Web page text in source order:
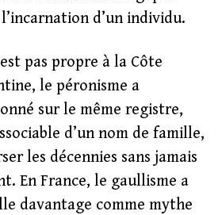
d’un individu.
pas propre à la Côte
le péronisme a
sur le même registre,
d’un nom de famille,
les décennies sans jamais
En France, le gaullisme a
davantage comme mythe